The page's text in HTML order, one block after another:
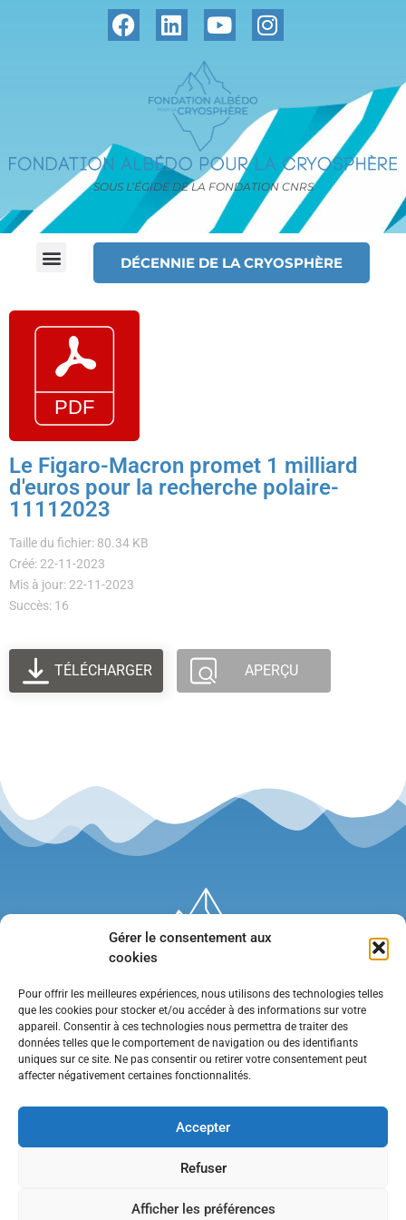
Gérer le consentement aux
cookies
Pour offrir les meilleures expériences, nous utilisons des technologies telles
que les cookies pour stocker et/ou accéder à des informations sur votre
appareil. Consentir à ces technologies nous permettra de traiter des
données telles que le comportement de navigation ou des identifiants
uniques sur ce site. Ne pas consentir ou retirer votre consentement peut
affecter négativement certaines fonctionnalités.
Accepter
Refuser
Afficher les préférences
SOUS L’ÉGIDE DE LA FONDATION CNRS
DÉCENNIE DE LA CRYOSPHÈRE
Le Figaro-Macron promet 1 milliard
d'euros pour la recherche polaire-
11112023
Taille du fichier: 80.34 KB
Créé: 22-11-2023
Mis à jour: 22-11-2023
Succès: 16
TÉLÉCHARGER APERÇU
•Contact